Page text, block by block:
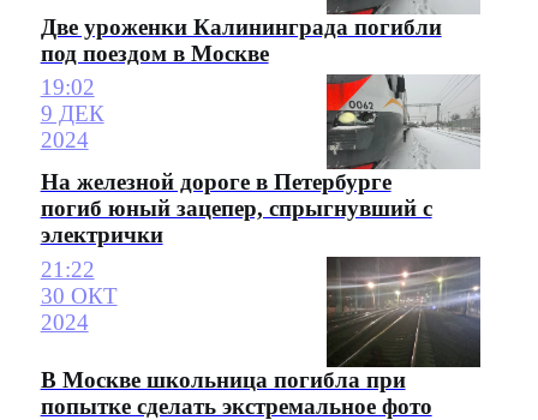
Две уроженки Калининграда погибли
под поездом в Москве
19:02
9 ДЕК
2024
На железной дороге в Петербурге
погиб юный зацепер, спрыгнувший с
электрички
21:22
30 ОКТ
2024
В Москве школьница погибла при
попытке сделать экстремальное фото